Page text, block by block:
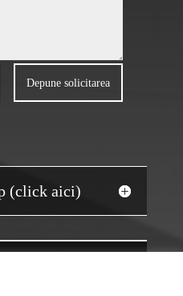
Depune solicitarea
(click aici)